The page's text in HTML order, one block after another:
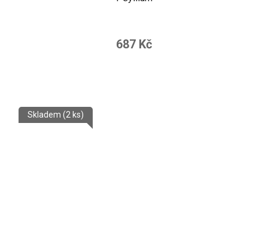
687 Kč
Skladem (2 ks)